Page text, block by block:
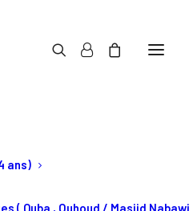
ans)
( Quba , Ouhoud / Masjid Nabawi
de prière